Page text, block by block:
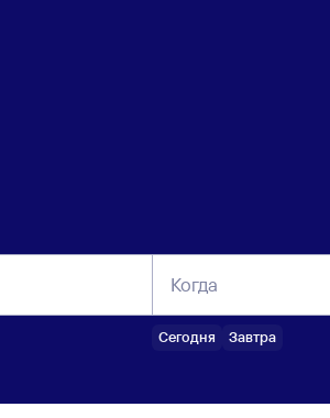
Когда
Сегодня Завтра